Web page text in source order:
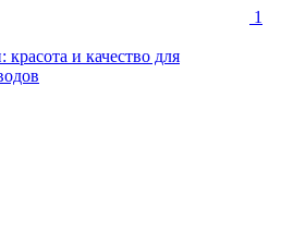
1
и качество для